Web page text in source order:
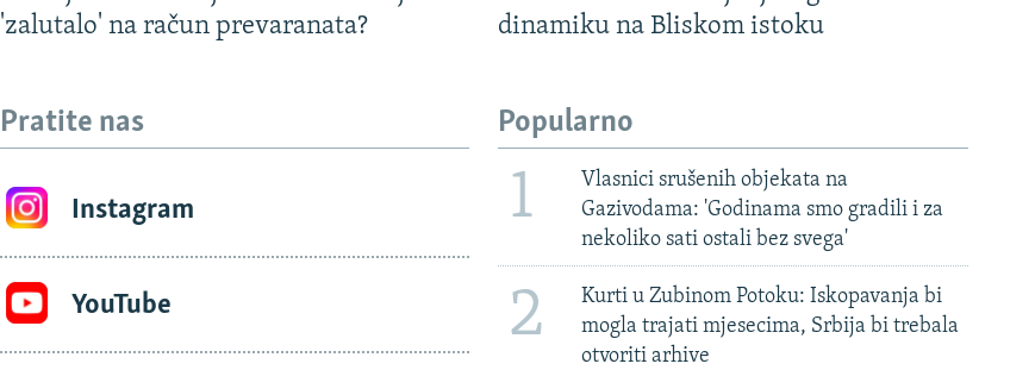
'zalutalo' na račun prevaranata?
dinamiku na Bliskom istoku
Pratite nas
Instagram
YouTube
Popularno
1
Vlasnici srušenih objekata na
Gazivodama: 'Godinama smo gradili i za
nekoliko sati ostali bez svega'
2
Kurti u Zubinom Potoku: Iskopavanja bi
mogla trajati mjesecima, Srbija bi trebala
otvoriti arhive